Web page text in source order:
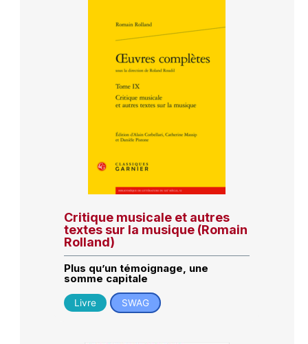
Critique musicale et autres
textes sur la musique (Romain
Rolland)
Plus qu’un témoignage, une
somme capitale
Livre SWAG